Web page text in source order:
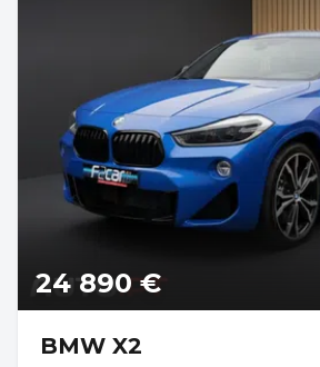
24 890 €
BMW X2